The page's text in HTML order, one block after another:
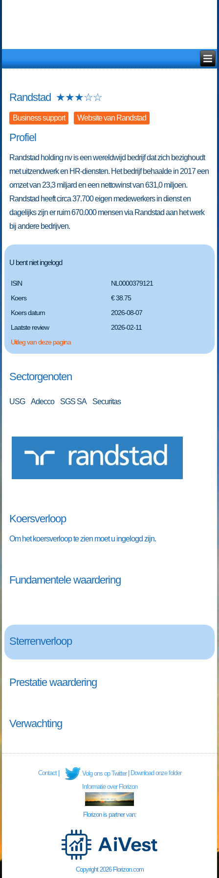
Randstad ★★★☆☆
Business support Website van Randstad
Profiel
Randstad holding nv is een wereldwijd bedrijf dat zich bezighoudt
met uitzendwerk en HR-diensten. Het bedrijf behaalde in 2017 een
omzet van 23,3 miljard en een nettowinst van 631,0 miljoen.
Randstad heeft circa 37.700 eigen medewerkers in dienst en
dagelijks zijn er ruim 670.000 mensen via Randstad aan het werk
bij andere bedrijven.
U bent niet ingelogd
ISIN
NL0000379121
Koers
€ 38.75
Koers datum
2026-08-07
Laatste review
2026-02-11
Uitleg van deze pagina
Sectorgenoten
USG Adecco SGS SA Securitas
Koersverloop
Om het koersverloop te zien moet u ingelogd zijn.
Fundamentele waardering
Sterrenverloop
Prestatie waardering
Verwachting
Contact| Volg ons op Twitter| Download onze folder
Informatie over Florizon
Florizon is partner van:
Copyright 2026 Florizon.com